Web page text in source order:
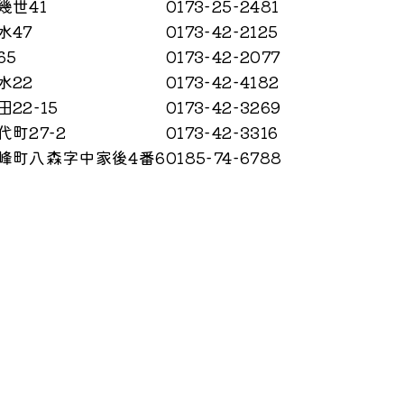
世41
0173−25−2481
47
0173−42−2125
0173−42−2077
22
0173−42−4182
22−15
0173−42−3269
町27−2
0173−42−3316
町八森字中家後4番60185−74−6788